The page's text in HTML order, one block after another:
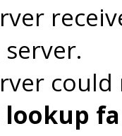
lookup